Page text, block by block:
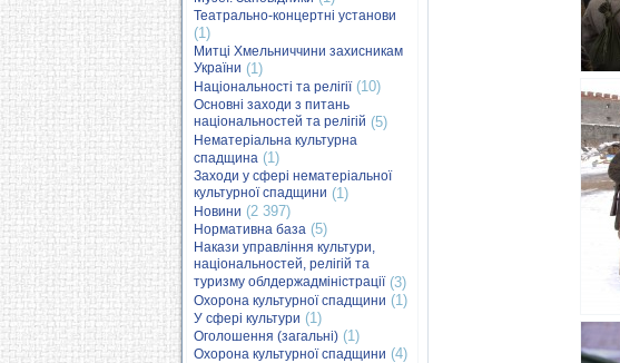
Театрально-концертні установи
(1)
Митці Хмельниччини захисникам
України (1)
Національності та релігії(10)
Основні заходи з питань
національностей та релігій (5)
Нематеріальна культурна
спадщина (1)
Заходи у сфері нематеріальної
культурної спадщини (1)
Новини (2 397)
Нормативна база (5)
Накази управління культури,
національностей, релігій та
туризму облдержадміністрації(3)
Охорона культурної спадщини (1)
У сфері культури (1)
Оголошення (загальні) (1)
Охорона культурної спадщини (4)